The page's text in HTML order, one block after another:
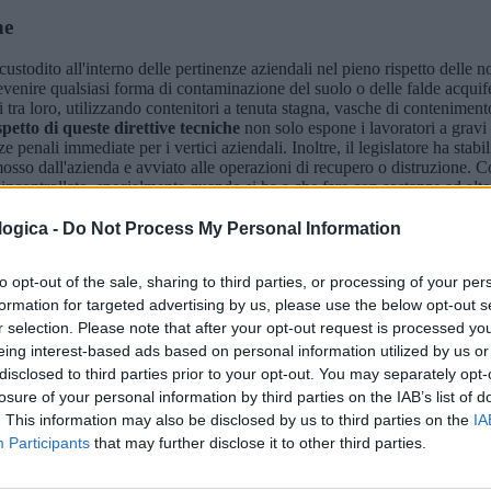
- Do Not Process My Personal Information
opt-out of the sale, sharing to third parties, or processing of your
for targeted advertising by us, please use the below opt-out
selection. Please note that after your opt-out request is processed
interest-based ads based on personal information utilized by us
to third parties prior to your opt-out. You may separately
of your personal information by third parties on the IAB’s list of
This information may also be disclosed by us to third parties on the
Participants that may further disclose it to other third parties.
all'interno delle pertinenze aziendali nel pieno rispetto delle
qualsiasi forma di contaminazione del suolo o delle falde
loro, utilizzando contenitori a tenuta stagna, vasche di
di queste direttive tecniche non solo espone i lavoratori a
penali immediate per i vertici aziendali. Inoltre, il legislatore ha
dall'azienda e avviato alle operazioni di recupero o distruzione.
specialmente quando si ha a che fare con sostanze ad
rispetto agli scarti inerti o assimilabili agli urbani.
filiera
una fase critica, poiché si concretizza il passaggio di
ha più volte ribadito che l'imprenditore è tenuto a un obbligo
che il trasportatore sia regolarmente iscritto all'Albo Nazionale
non è più considerato un comportamento
siano stati sospesi o revocati e che la targa del mezzo in arrivo
tipo di operazione, dalle grandi bonifiche industriali fino alle
settore dell'edilizia, il direttore dei lavori o il committente hanno il
l'impianto finale di recupero degli inerti e rifiutando
Solo attraverso una selezione rigorosa dei partner
può considerare concluso in modo legale e definitivo il proprio